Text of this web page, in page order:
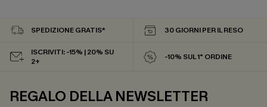
SPEDIZIONE GRATIS* 30 GIORNI PER IL RESO
ISCRIVITI: -15% | 20% SU
2+
-10% SUL 1° ORDINE
REGALO DELLA NEWSLETTER